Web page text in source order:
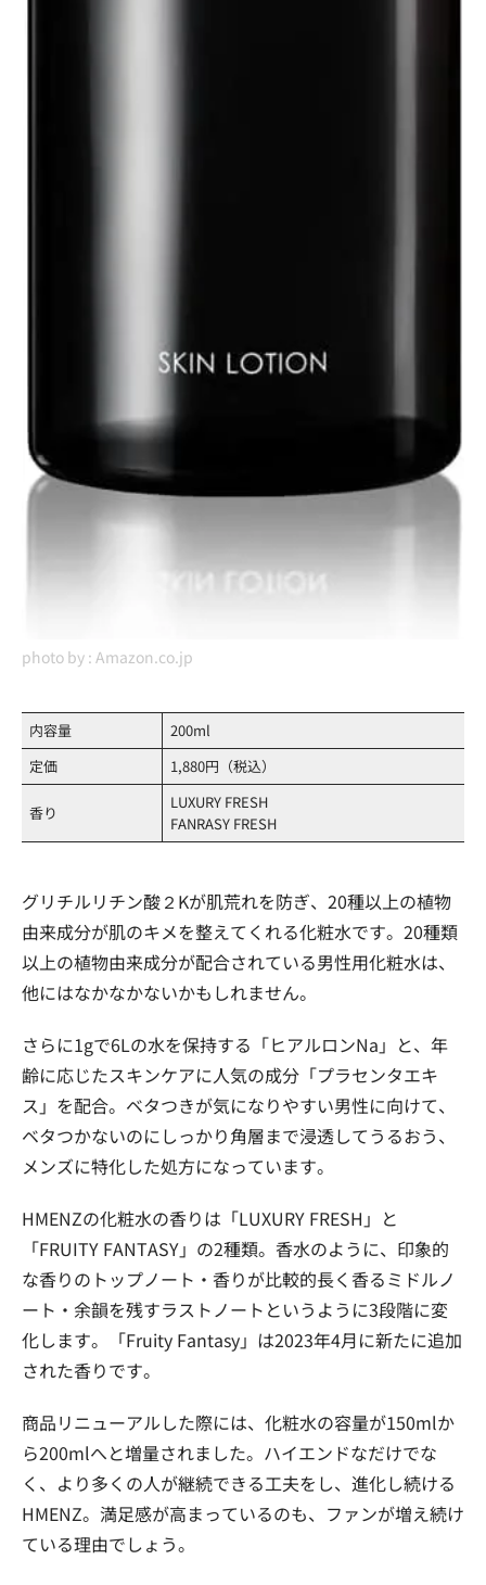
photo by : Amazon.co.jp
内容量
200ml
定価
1,880円（税込）
香り
LUXURY FRESH
FANRASY FRESH
グリチルリチン酸２Kが肌荒れを防ぎ、20種以上の植物
由来成分が肌のキメを整えてくれる化粧水です。20種類
以上の植物由来成分が配合されている男性用化粧水は、
他にはなかなかないかもしれません。
さらに1gで6Lの水を保持する「ヒアルロンNa」と、年
齢に応じたスキンケアに人気の成分「プラセンタエキ
ス」を配合。ベタつきが気になりやすい男性に向けて、
ベタつかないのにしっかり角層まで浸透してうるおう、
メンズに特化した処方になっています。
HMENZの化粧水の香りは「LUXURY FRESH」と
「FRUITY FANTASY」の2種類。香水のように、印象的
な香りのトップノート・香りが比較的長く香るミドルノ
ート・余韻を残すラストノートというように3段階に変
化します。「Fruity Fantasy」は2023年4月に新たに追加
された香りです。
商品リニューアルした際には、化粧水の容量が150mlか
ら200mlへと増量されました。ハイエンドなだけでな
く、より多くの人が継続できる工夫をし、進化し続ける
HMENZ。満足感が高まっているのも、ファンが増え続け
ている理由でしょう。